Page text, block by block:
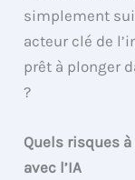
simplement
acteur clé de
prêt à plonger
?
Quels risques
avec l’IA